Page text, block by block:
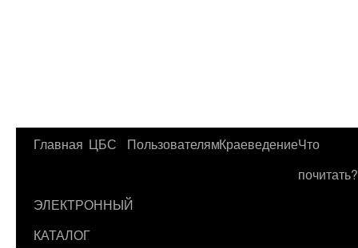
Перейти
содержимому
Главная ЦБС ПользователямКраеведениеЧто
почитать?
ЭЛЕКТРОННЫЙ
КАТАЛОГ